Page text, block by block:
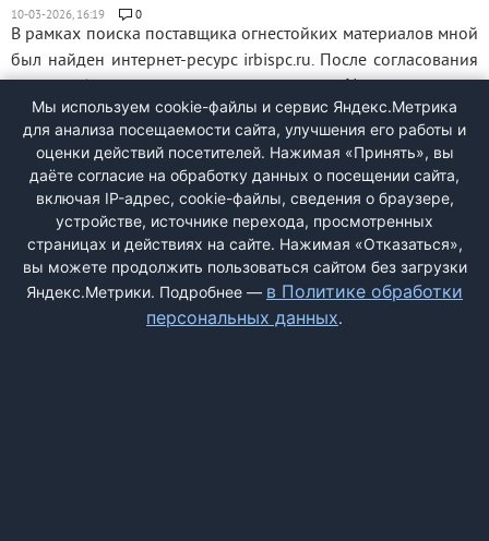
0
В рамках поиска поставщика огнестойких материалов мной
был найден интернет-ресурс irbispc.ru. После согласования
21.01.2026 г. с ООО «Титан» (ИНН 7814684320, г. Санкт-
Петербург). Согласно спецификации № 1 к договору
предметом закупки являлась ...
< 1 2 3 4 5 6 7 8
9
10
... 422 >
Мы используем cookie-файлы и сервис Яндекс.Метрика
для анализа посещаемости сайта, улучшения его работы и
оценки действий посетителей. Нажимая «Принять», вы
даёте согласие на обработку данных о посещении сайта,
включая IP-адрес, cookie-файлы, сведения о браузере,
устройстве, источнике перехода, просмотренных
страницах и действиях на сайте. Нажимая «Отказаться»,
вы можете продолжить пользоваться сайтом без загрузки
Яндекс.Метрики. Подробнее — в Политике обработки
персональных данных.